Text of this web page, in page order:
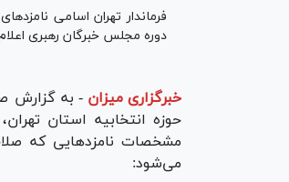
فرماندار تهران اسامی
دوره مجلس خبرگان رهبری اعلام کرد و گفت:
خبرگزاری میزان - به گزارش
حوزه انتخابیه استان
مشخصات نامزد‌هایی که
می‌شود: